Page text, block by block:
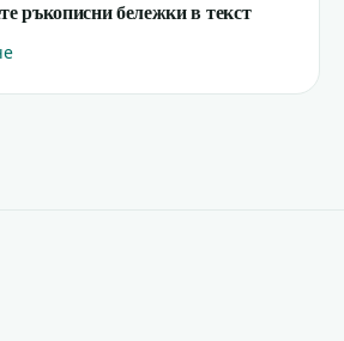
ръкописни бележки в текст